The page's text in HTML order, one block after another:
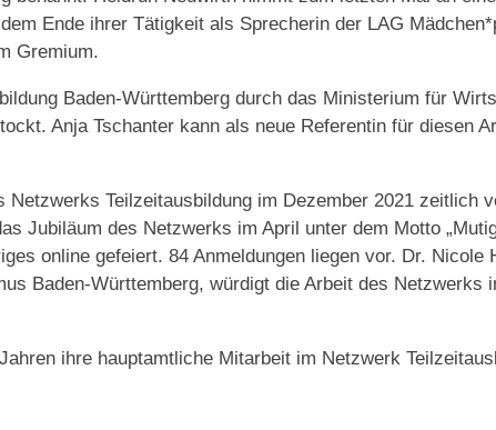
Ende ihrer Tätigkeit als Sprecherin der LAG
Gremium.
Baden-Württemberg durch das Ministerium für
Anja Tschanter kann als neue Referentin für diesen
Netzwerks Teilzeitausbildung im Dezember 2021 zeitlich
Jubiläum des Netzwerks im April unter dem Motto
online gefeiert. 84 Anmeldungen liegen vor. Dr. Nicole
Baden-Württemberg, würdigt die Arbeit des Netzwerks
ihre hauptamtliche Mitarbeit im Netzwerk